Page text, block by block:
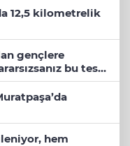
12,5 kilometrelik
gençlere
bu testi
hem